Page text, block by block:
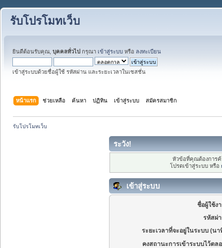
รับโปรโมทเว็บ
ยินดีต้อนรับคุณ, บุคคลทั่วไป กรุณา เข้าสู่ระบบ หรือ ลงทะเบียน
เข้าสู่ระบบด้วยชื่อผู้ใช้ รหัสผ่าน และระยะเวลาในเซสชั่น
หน้าแรก ช่วยเหลือ ค้นหา ปฏิทิน เข้าสู่ระบบ สมัครสมาชิก
รับโปรโมทเว็บ
ระวัง!
หัวข้อที่คุณต้องการ
โปรดเข้าสู่ระบบ หรือ
เข้าสู่ระบบ
ชื่อผู้ใช้ง
รหัสผ่
ระยะเวลาที่จะอยู่ในระบบ (นา
คงสถานะการเข้าระบบไว้ตล